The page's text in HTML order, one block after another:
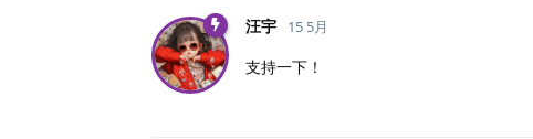
汪宇 15 5月
支持一下！